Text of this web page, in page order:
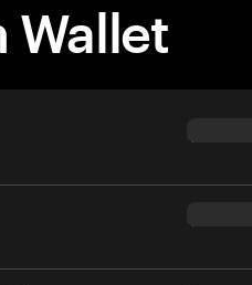
Wallet
$69.90
$54.90